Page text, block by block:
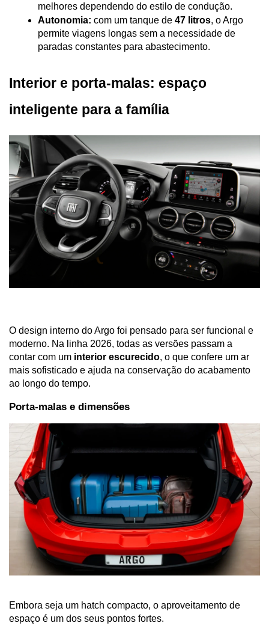
melhores dependendo do estilo de condução.
Autonomia: com um tanque de 47 litros, o Argo
permite viagens longas sem a necessidade de
paradas constantes para abastecimento.
Interior e porta-malas: espaço
inteligente para a família
O design interno do Argo foi pensado para ser funcional e
moderno. Na linha 2026, todas as versões passam a
contar com um interior escurecido, o que confere um ar
mais sofisticado e ajuda na conservação do acabamento
ao longo do tempo.
Porta-malas e dimensões
Embora seja um hatch compacto, o aproveitamento de
espaço é um dos seus pontos fortes.